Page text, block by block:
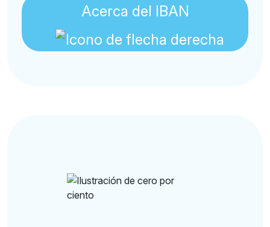
Acerca del IBAN